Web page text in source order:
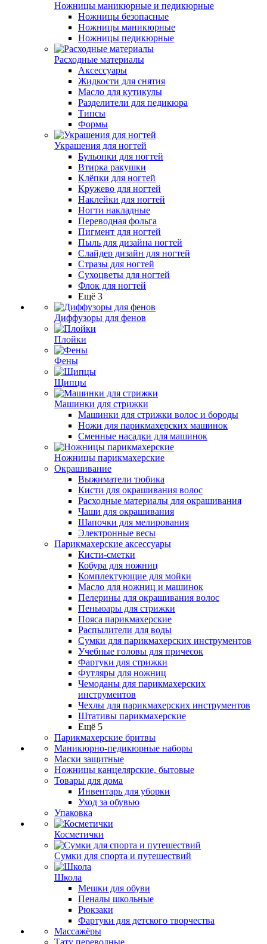
Ножницы маникюрные и педикюрные
Ножницы безопасные
Ножницы маникюрные
Ножницы педикюрные
Расходные материалы
Аксессуары
Жидкости для снятия
Масло для кутикулы
Разделители для педикюра
Типсы
Формы
Украшения для ногтей
Бульонки для ногтей
Втирка ракушки
Клёпки для ногтей
Кружево для ногтей
Наклейки для ногтей
Ногти накладные
Переводная фольга
Пигмент для ногтей
Пыль для дизайна ногтей
Слайдер дизайн для ногтей
Стразы для ногтей
Сухоцветы для ногтей
Флок для ногтей
Ещё 3
Диффузоры для фенов
Плойки
Фены
Щипцы
Машинки для стрижки
Машинки для стрижки волос и бороды
Ножи для парикмахерских машинок
Сменные насадки для машинок
Ножницы парикмахерские
Окрашивание
Выжиматели тюбика
Кисти для окрашивания волос
Расходные материалы для окрашивания
Чаши для окрашивания
Шапочки для мелирования
Электронные весы
Парикмахерские аксессуары
Кисти-сметки
Кобура для ножниц
Комплектующие для мойки
Масло для ножниц и машинок
Пелерины для окрашивания волос
Пеньюары для стрижки
Пояса парикмахерские
Распылители для воды
Сумки для парикмахерских инструментов
Учебные головы для причесок
Фартуки для стрижки
Футляры для ножниц
Чемоданы для парикмахерских
инструментов
Чехлы для парикмахерских инструментов
Штативы парикмахерские
Ещё 5
Парикмахерские бритвы
Маникюрно-педикюрные наборы
Маски защитные
Ножницы канцелярские, бытовые
Товары для дома
Инвентарь для уборки
Уход за обувью
Упаковка
Косметички
Сумки для спорта и путешествий
Школа
Мешки для обуви
Пеналы школьные
Рюкзаки
Фартуки для детского творчества
Массажёры
Тату переводные